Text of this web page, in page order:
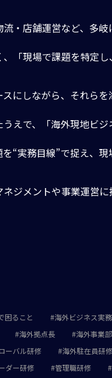
・店舗運営など、多
「現場で課題を特定
にしながら、それら
えで、「海外現地ビ
“実務目線”で捉え、
ジメントや事業運営
困ること 海外ビジネス実務
海外拠点長 海外事業
ーバル研修 海外駐在員研修
ダー研修 管理職研修